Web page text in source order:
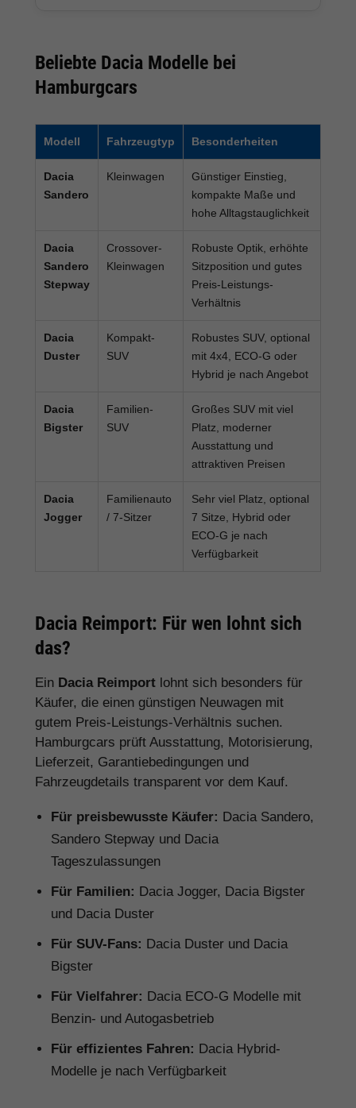
Beliebte Dacia Modelle bei
Hamburgcars
Modell Fahrzeugtyp Besonderheiten
Dacia
Sandero
Kleinwagen
Günstiger Einstieg,
kompakte Maße und
hohe Alltagstauglichkeit
Dacia
Sandero
Stepway
Crossover-
Kleinwagen
Robuste Optik, erhöhte
Sitzposition und gutes
Preis-Leistungs-
Verhältnis
Dacia
Duster
Kompakt-
SUV
Robustes SUV, optional
mit 4x4, ECO-G oder
Hybrid je nach Angebot
Dacia
Bigster
Familien-
SUV
Großes SUV mit viel
Platz, moderner
Ausstattung und
attraktiven Preisen
Dacia
Jogger
Familienauto
/ 7-Sitzer
Sehr viel Platz, optional
7 Sitze, Hybrid oder
ECO-G je nach
Verfügbarkeit
Dacia Reimport: Für wen lohnt sich
das?
Ein Dacia Reimport lohnt sich besonders für
Käufer, die einen günstigen Neuwagen mit
gutem Preis-Leistungs-Verhältnis suchen.
Hamburgcars prüft Ausstattung, Motorisierung,
Lieferzeit, Garantiebedingungen und
Fahrzeugdetails transparent vor dem Kauf.
Für preisbewusste Käufer: Dacia Sandero,
Sandero Stepway und Dacia
Tageszulassungen
Für Familien: Dacia Jogger, Dacia Bigster
und Dacia Duster
Für SUV-Fans: Dacia Duster und Dacia
Bigster
Für Vielfahrer: Dacia ECO-G Modelle mit
Benzin- und Autogasbetrieb
Für effizientes Fahren: Dacia Hybrid-
Modelle je nach Verfügbarkeit